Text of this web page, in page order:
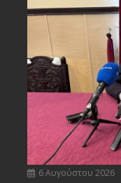
6 Αυγούστου 2026